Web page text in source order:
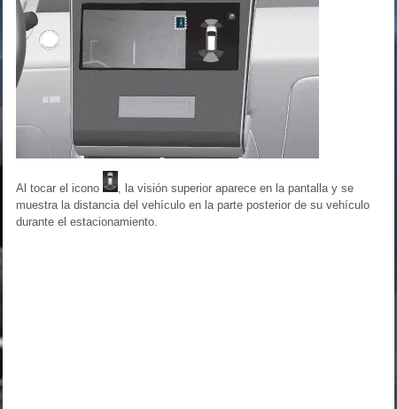
Al tocar el icono
, la visión superior aparece en la pantalla y se
muestra la distancia del vehículo en la parte posterior de su vehículo
durante el estacionamiento.